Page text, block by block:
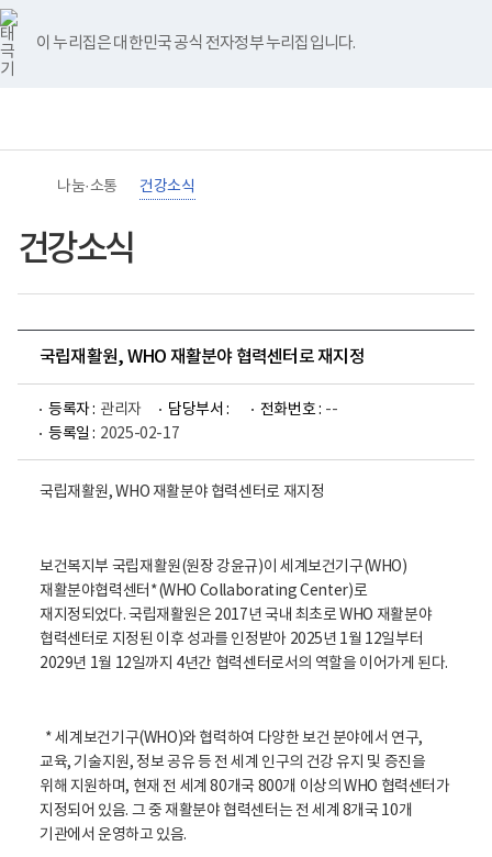
바
로
가
기
메
이 누리집은 대한민국 공식 전자정부 누리집입니다.
너
비
767px
이
하
영
홈
나눔·소통 건강소식
건강소식
국립재활원, WHO 재활분야 협력센터로 재지정
등록자 : 관리자 담당부서 : 전화번호 : --
등록일 : 2025-02-17
국립재활원, WHO 재활분야 협력센터로 재지정
보건복지부 국립재활원(원장 강윤규)이 세계보건기구(WHO)
재활분야협력센터*(WHO Collaborating Center)로
재지정되었다. 국립재활원은 2017년 국내 최초로 WHO 재활분야
협력센터로 지정된 이후 성과를 인정받아 2025년 1월 12일부터
2029년 1월 12일까지 4년간 협력센터로서의 역할을 이어가게 된다.
* 세계보건기구(WHO)와 협력하여 다양한 보건 분야에서 연구,
교육, 기술지원, 정보 공유 등 전 세계 인구의 건강 유지 및 증진을
위해 지원하며, 현재 전 세계 80개국 800개 이상의 WHO 협력센터가
지정되어 있음. 그 중 재활분야 협력센터는 전 세계 8개국 10개
기관에서 운영하고 있음.
유
튜
브
블
로
그
인
스
타
그
램
페
이
스
북